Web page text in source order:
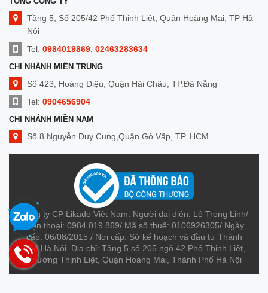
Tầng 5, Số 205/42 Phố Thịnh Liệt, Quận Hoàng Mai, TP Hà
Nội
Tel: 0984019869 02463283634
CHI NHÁNH MIỀN TRUNG
Số 423, Hoàng Diệu, Quận Hải Châu, TP.Đà Nẵng
Tel: 0904656904
CHI NHÁNH MIỀN NAM
Số 8 Nguyễn Duy Cung,Quận Gò Vấp, TP. HCM
Tel:0909014299
Công ty CP Likado Việt Nam. Người đại diện: Lê Trọng Linh/
Điện thoại: 0984.019.869/ Mã số thuế: 0106926305/ Ngày
cấp: 06/08/2015 / Nơi cấp: Sở kế hoạch và đầu tư Thành
Phố Hà Nội. Địa chỉ: Tầng 5 số 205 ngõ 42 Phố Thịnh Liệt,
Phường Thịnh Liệt, Quận Hoàng Mai, Thành Phố Hà Nội